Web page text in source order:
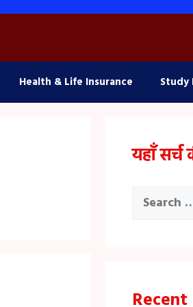
Health & Life Insurance Study
यहाँ सर्च
Search
Recent